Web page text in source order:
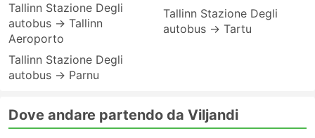
Tallinn Stazione Degli
autobus → Tallinn
Aeroporto
Tallinn Stazione Degli
autobus → Parnu
Tallinn Stazione Degli
autobus → Tartu
Dove andare partendo da Viljandi